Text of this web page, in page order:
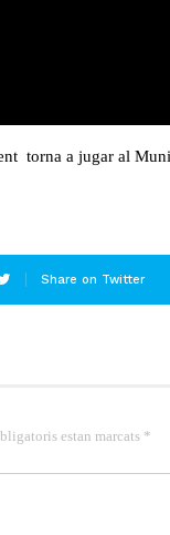
torna a jugar al
Share on Twitter
estan marcats *